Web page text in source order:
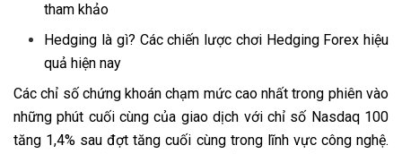
tham khảo
Hedging là gì? Các chiến lược chơi Hedging Forex hiệu
quả hiện nay
Các chỉ số chứng khoán chạm mức cao nhất trong phiên vào
những phút cuối cùng của giao dịch với chỉ số Nasdaq 100
tăng 1,4% sau đợt tăng cuối cùng trong lĩnh vực công nghệ.